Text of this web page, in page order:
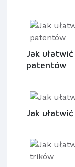
Jak
patentów
Jak